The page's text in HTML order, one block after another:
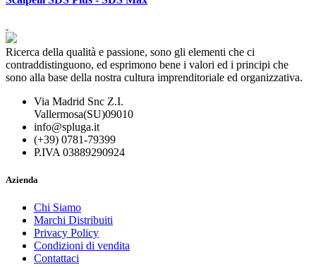
Ricerca della qualità e passione, sono gli elementi che ci
contraddistinguono, ed esprimono bene i valori ed i principi che
sono alla base della nostra cultura imprenditoriale ed organizzativa.
Via Madrid Snc Z.I.
Vallermosa(SU)09010
info@spluga.it
(+39) 0781-79399
P.IVA 03889290924
Azienda
Chi Siamo
Marchi Distribuiti
Privacy Policy
Condizioni di vendita
Contattaci